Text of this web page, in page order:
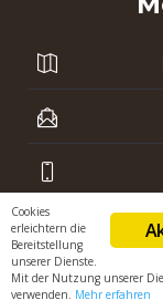
Cookies
erleichtern die
Bereitstellung
unserer Dienste.
Mit der Nutzung unserer
verwenden. Mehr erfahren